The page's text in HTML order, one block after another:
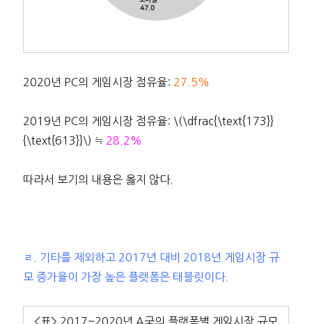
2020년 PC의 게임시장 점유율: 27.5%
2019년 PC의 게임시장 점유율: \(\dfrac{\text{173}}
{\text{613}}\) ≒ 28.2%
따라서 보기의 내용은 옳지 않다.
ㄹ. 기타를 제외하고 2017년 대비 2018년 게임시장 규
모 증가율이 가장 높은 플랫폼은 태블릿이다.
<표> 2017~2020년 A국의 플랫폼별 게임시장 규모